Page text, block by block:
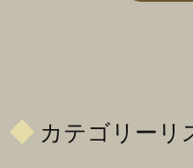
カテゴリーリ